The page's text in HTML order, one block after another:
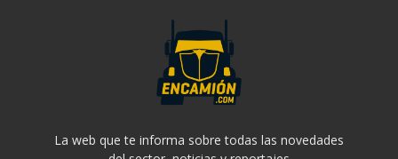
La web que te informa sobre todas las novedades